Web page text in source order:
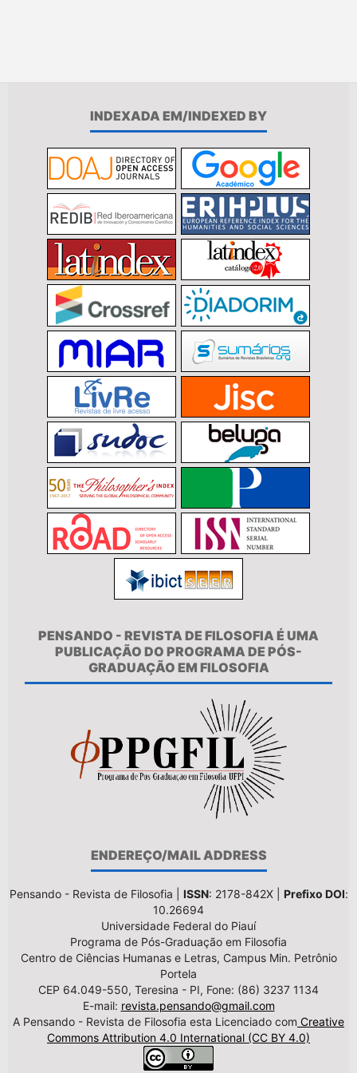
INDEXADA EM/INDEXED BY
PENSANDO - REVISTA DE FILOSOFIA É UMA
PUBLICAÇÃO DO PROGRAMA DE PÓS-
GRADUAÇÃO EM FILOSOFIA
ENDEREÇO/MAIL ADDRESS
Pensando - Revista de Filosofia | ISSN: 2178-842X | Prefixo DOI:
10.26694
Universidade Federal do Piauí
Programa de Pós-Graduação em Filosofia
Centro de Ciências Humanas e Letras, Campus Min. Petrônio
Portela
CEP 64.049-550, Teresina - PI, Fone: (86) 3237 1134
E-mail: revista.pensando@gmail.com
A Pensando - Revista de Filosofia esta Licenciado com Creative
Commons Attribution 4.0 International (CC BY 4.0)